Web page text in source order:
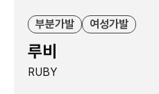
부분가발 여성가발
루비
RUBY